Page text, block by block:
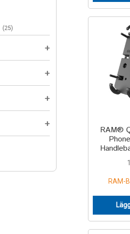
RAM®
RAM-
(25)
+
+
+
+